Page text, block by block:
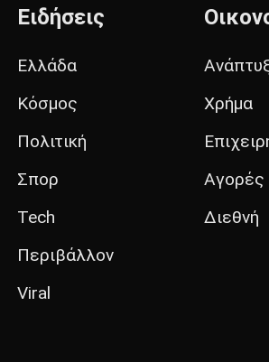
Ειδήσεις
Ελλάδα
Κόσμος
Πολιτική
Σπορ
Tech
Περιβάλλον
Viral
Χρήμα
Αγορές
Διεθνή